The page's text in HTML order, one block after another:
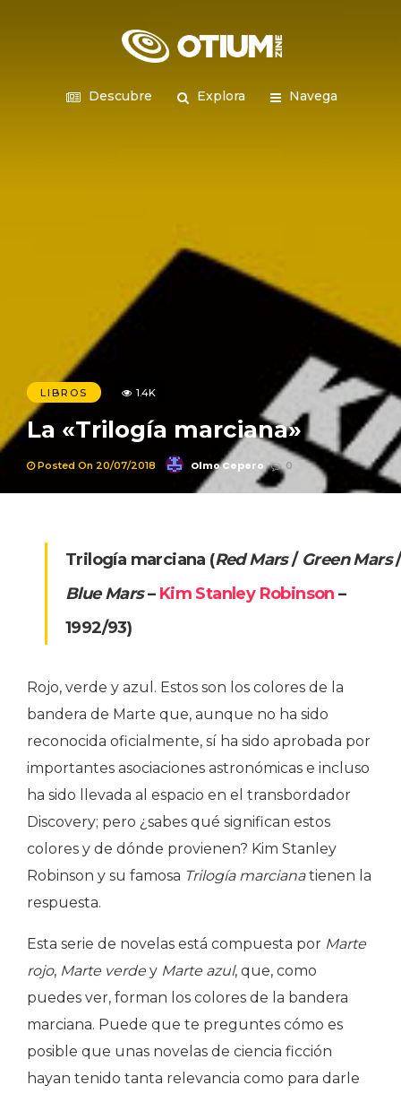
Descubre Explora Navega
LIBROS 1.4K
La «Trilogía marciana»
Posted On 20/07/2018 Olmo Cepero 0
Trilogía marciana (Red Mars/ Green Mars/
Blue Mars– Kim Stanley Robinson –
1992/93)
Rojo, verde y azul. Estos son los colores de la
bandera de Marte que, aunque no ha sido
reconocida oficialmente, sí ha sido aprobada por
importantes asociaciones astronómicas e incluso
ha sido llevada al espacio en el transbordador
Discovery; pero ¿sabes qué significan estos
colores y de dónde provienen? Kim Stanley
Robinson y su famosa Trilogía marcianatienen la
respuesta.
Esta serie de novelas está compuesta por Marte
rojo, Marte verde y Marte azul, que, como
puedes ver, forman los colores de la bandera
marciana. Puede que te preguntes cómo es
posible que unas novelas de ciencia ficción
hayan tenido tanta relevancia como para darle